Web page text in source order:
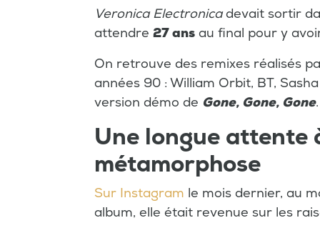
Veronica Electronicadevait sortir
attendre 27 ans au final pour y
On retrouve des remixes réalisés
années 90 : William Orbit, BT,
version démo de Gone, Gone, Gone.
Une longue attente
métamorphose
Sur Instagram le mois dernier, au
album, elle était revenue sur les